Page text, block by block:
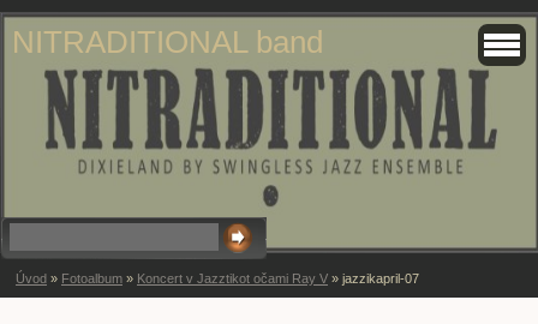
NITRADITIONAL band
Úvod » Fotoalbum » Koncert v Jazztikot očami Ray V » jazzikapril-07